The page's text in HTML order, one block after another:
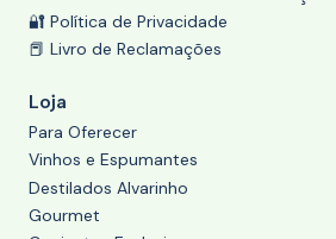
🔐 Política de Privacidade
📕 Livro de Reclamações
Loja
Para Oferecer
Vinhos e Espumantes
Destilados Alvarinho
Gourmet